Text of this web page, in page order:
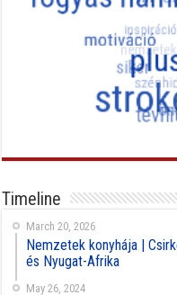
Timeline
March 20, 2026
Nemzetek konyhája |
és Nyugat-Afrika
May 26, 2024